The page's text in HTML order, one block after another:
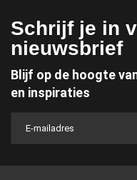
Schrijf je in
nieuwsbrief
Blijf op de hoogte
en inspiraties